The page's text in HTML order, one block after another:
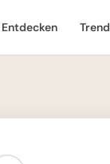
Entdecken